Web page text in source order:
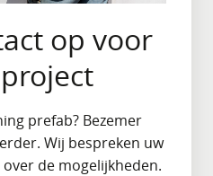
op voor
prefab? Bezemer
Wij bespreken uw
de mogelijkheden.